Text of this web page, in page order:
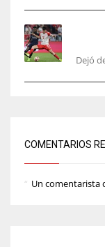
Dejó
COMENTARIOS
Un comentarista